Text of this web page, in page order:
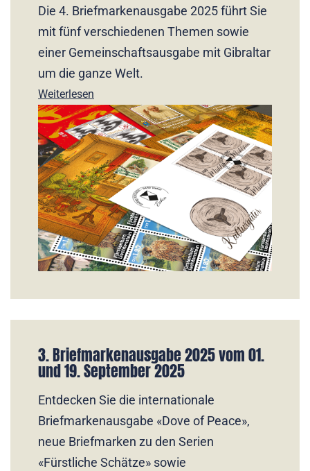
Die 4. Briefmarkenausgabe 2025 führt Sie
mit fünf verschiedenen Themen sowie
einer Gemeinschaftsausgabe mit Gibraltar
um die ganze Welt.
Weiterlesen
3. Briefmarkenausgabe 2025 vom 01.
und 19. September 2025
Entdecken Sie die internationale
Briefmarkenausgabe «Dove of Peace»,
neue Briefmarken zu den Serien
«Fürstliche Schätze» sowie